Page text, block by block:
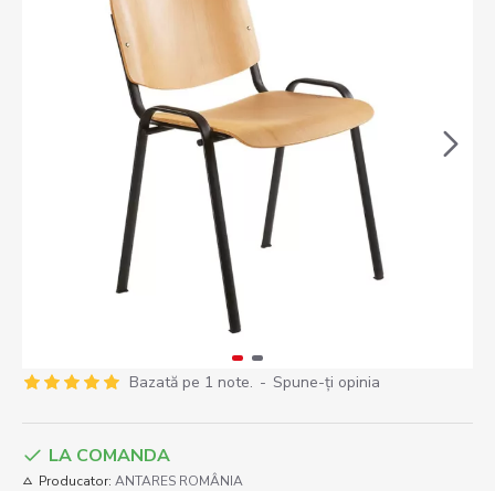
Bazată pe 1 note. - Spune-ţi opinia
LA COMANDA
Producator: ANTARES ROMÂNIA